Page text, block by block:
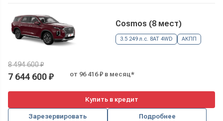
Cosmos (8 мест)
3.5 249 л.с. 8AT 4WD АКПП
8 494 600 ₽
7 644 600 ₽ от 96 416 ₽ в месяц*
Купить в кредит
Зарезервировать Подробнее